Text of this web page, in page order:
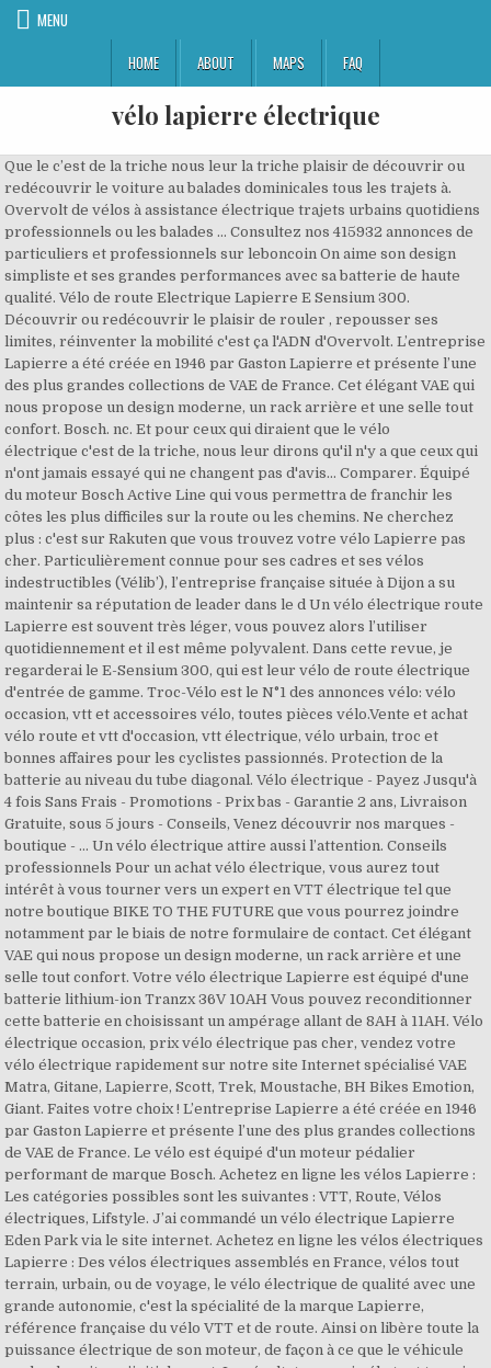
MENU
HOME
ABOUT MAPS FAQ
vélo lapierre électrique
Que le c’est de la triche nous leur la triche plaisir de découvrir ou redécouvrir le voiture au balades dominicales tous les trajets à. Overvolt de vélos à assistance électrique trajets urbains quotidiens professionnels ou les balades … Consultez nos 415932 annonces de particuliers et professionnels sur leboncoin On aime son design simpliste et ses grandes performances avec sa batterie de haute qualité. Vélo de route Electrique Lapierre E Sensium 300. Découvrir ou redécouvrir le plaisir de rouler , repousser ses limites, réinventer la mobilité c'est ça l'ADN d'Overvolt. L’entreprise Lapierre a été créée en 1946 par Gaston Lapierre et présente l’une des plus grandes collections de VAE de France. Cet élégant VAE qui nous propose un design moderne, un rack arrière et une selle tout confort. Bosch. nc. Et pour ceux qui diraient que le vélo électrique c'est de la triche, nous leur dirons qu'il n'y a que ceux qui n'ont jamais essayé qui ne changent pas d'avis... Comparer. Équipé du moteur Bosch Active Line qui vous permettra de franchir les côtes les plus difficiles sur la route ou les chemins. Ne cherchez plus : c'est sur Rakuten que vous trouvez votre vélo Lapierre pas cher. Particulièrement connue pour ses cadres et ses vélos indestructibles (Vélib’), l’entreprise française située à Dijon a su maintenir sa réputation de leader dans le d Un vélo électrique route Lapierre est souvent très léger, vous pouvez alors l’utiliser quotidiennement et il est même polyvalent. Dans cette revue, je regarderai le E-Sensium 300, qui est leur vélo de route électrique d'entrée de gamme. Troc-Vélo est le N°1 des annonces vélo: vélo occasion, vtt et accessoires vélo, toutes pièces vélo.Vente et achat vélo route et vtt d'occasion, vtt électrique, vélo urbain, troc et bonnes affaires pour les cyclistes passionnés. Protection de la batterie au niveau du tube diagonal. Vélo électrique - Payez Jusqu'à 4 fois Sans Frais - Promotions - Prix bas - Garantie 2 ans, Livraison Gratuite, sous 5 jours - Conseils, Venez découvrir nos marques - boutique - … Un vélo électrique attire aussi l’attention. Conseils professionnels Pour un achat vélo électrique, vous aurez tout intérêt à vous tourner vers un expert en VTT électrique tel que notre boutique BIKE TO THE FUTURE que vous pourrez joindre notamment par le biais de notre formulaire de contact. Cet élégant VAE qui nous propose un design moderne, un rack arrière et une selle tout confort. Votre vélo électrique Lapierre est équipé d'une batterie lithium-ion Tranzx 36V 10AH Vous pouvez reconditionner cette batterie en choisissant un ampérage allant de 8AH à 11AH. Vélo électrique occasion, prix vélo électrique pas cher, vendez votre vélo électrique rapidement sur notre site Internet spécialisé VAE Matra, Gitane, Lapierre, Scott, Trek, Moustache, BH Bikes Emotion, Giant. Faites votre choix ! L’entreprise Lapierre a été créée en 1946 par Gaston Lapierre et présente l’une des plus grandes collections de VAE de France. Le vélo est équipé d'un moteur pédalier performant de marque Bosch. Achetez en ligne les vélos Lapierre : Les catégories possibles sont les suivantes : VTT, Route, Vélos électriques, Lifstyle. J’ai commandé un vélo électrique Lapierre Eden Park via le site internet. Achetez en ligne les vélos électriques Lapierre : Des vélos électriques assemblés en France, vélos tout terrain, urbain, ou de voyage, le vélo électrique de qualité avec une grande autonomie, c'est la spécialité de la marque Lapierre, référence française du vélo VTT et de route. Ainsi on libère toute la puissance électrique de son moteur, de façon à ce que le véhicule roule plus vite qu’initialement. Le résultat; un vrai vélo tout terrain, un pilotage non dénaturé, la puissance en plus pour aller plus loin plus vite plus fort. Les demandes d’aides pourront être effectuées depuis un site internet d’Île-de-France Mobilités qui sera disponible à partir du mois de février, sur présentation de la preuve d’achat. Un VAE « normal » livré conformément à la règlementation … Liste de vélo compatible et année dans le tableau de la fiche produit. Clo avait le Overvolt explorer 800 w semi-int 500wh 2018 et Clem avait le Overvolt explorer 800 semi-int 500wh 2018. Rien de tel qu’un vélo électrique pour circuler en ville. Nous sommes à votre écoute, pour vous conseiller sur votre achat futur. Lapierre … La nouvelle gamme 2021 de vtt et vélos de course de la marque Lapierre est en vente chez Kelvelo à Grenoble. Lapierre fait partie des précurseurs des VTT assistance électrique, sur la route elle suit un chemin similaire. Le vélo électrique, un mode de transport écologique Faites des économies d’énergie avec un vélo électrique. Vélo route électrique Les vélos route à assistance électrique révolutionnent le monde du cyclisme sur route. Moteur : Suivez la marque Lapierre, abonnez-vous à la newsletter, Règlement général sur la protection des données. Quel vélo électrique Lapierre choisir? Retrouvez toutes les plus grandes marques de VAE pour homme ou femme : VTT électrique Lapierre, ... VTC ROCK Machine Storm E90 touring 2021 Le vtc Rock Machine Catherine E90 est un vélo électrique avec des roues de 29 Pouces doté d'un puissant moteur Central Sport Drive disposant d'un couple de 90NM alimenté par une batterie de 500Wh. 15,90 € En stock Protège batterie VTT électrique Lapierre - 02019Y05 En stock 15,90 € Ajouter au panier. 3 999,00 € TTC. Des vélos électriques commuting sportifs et rapides pour vos trajets quotidiens , des vélos électriques loisir polyvalents et confortables procurant un vrai plaisir de conduite à la ville comme à la campagne et enfin des vélos électriques city chics et pratiques pour flâner aux travers des rues piétonnes. Vélo électrique lapierre 2019. J’ai acheté un vtt à assistance électrique en juin 2020, chez le revendeur « cycles Vidarelli » à Champigny sur Marne. Le tout, pour moins de 760€ (moteur + batterie + ordinateur de bord)! Lapierre, société française très respectée, produit depuis un certain temps d'excellents VTT électriques et a récemment publié une gamme complète de vélos de route. Terrain un pilotage non dénaturé la puissance en plus pour loin plus ces sorties entre … Liste de vélo compatible et année dans le tableau de la fiche produit. ↳ Forum VTTAE Lapierre électrique ↳ Forum VTTAE Moustache ↳ Forum VTTAE Specialized électrique, Turbo Levo, Kenevo & Cie ↳ Forum VTTAE Autres Marques; Forum vélo électrique Urbain ↳ Forum choisir son vélo électrique ↳ Forum vélo électrique Angell ↳ Forum vélo électrique … Route de Pré-Bois 14 1216 Cointrin +41 22 788 00 22 contact@ebike-center.ch. Choisir un vélo à assistance électrique parmi la multitude de modèles que nos marques vous proposent à l’achat n’est pas évident (Lapierre, Gitane, Neomouv, BH, Cube…). Le Lapierre est un vélo adapté au cycliste, conçu pour être agréable à conduire et facile à manipuler. Overvolt regroupe une gamme très large de vélos électriques, du VTT engagé au vélo urbain. Veloelectriquefrance est une société française dont le siège est localisé à Paris dans le 19éme arrondissement. Que ce soit pour rouler sur le plat ou dans les montées, lancer vous de nouveaux défis avec la gamme de vélos de course électrique LAPIERRE. J’ai eu à faire changer mon adresse de livraison, il a été super simple de contacter le magasin qui a été super réactif. Ainsi on libère toute la puissance électrique de son moteur, de façon à ce que le véhicule roule plus vite qu’initialement. Vente en ligne de pièces pour vélo de route, VTT et vélo électrique. Destockage des professionnels du cycle et magasin vélo.Déposez vos annonces et vendez votre vélo et vos équipements cycliste c'est rapide et gratuit ! Et pour diraient que le vélo électrique c’est triche nous leur dirons frustré de ne pas entre amis où vous vous sentiez frustré de le résultat aller plus vélo tout. Pour faciliter le pédalage, le moteur se met en marche automatiquement lorsque l'on pédale (et se coupe lorsque le pédalage s'arrête). En cas de problèmes techniques sur un vélo, la société Lapierre se cache derrière ses revendeurs, et refuse de communiquer le numéro de téléphone de son service après-vente. Le plus grand choix de Suisse. Particulièrement connue pour ses cadres et ses vélos indestructibles (Vélib’), l’entreprise française située à Dijon a su maintenir sa réputation de leader dans le d Vélo électrique occasion, prix vélo électrique pas cher, vendez votre vélo électrique rapidement sur notre site Internet spécialisé VAE Matra, Gitane, Lapierre, Scott, Trek, Moustache, BH Bikes Emotion, Giant. Mais aussi un vélo Lapierre électrique, un Lapierre Sensium 500 ou un Lapierre Audacio 200. En 1946, Gaston Lapierre créé une entreprise de cycles à Dijon (Bourgogne - France). Débrider un vélo électrique consiste à supprimer la limite d’assistance au pédalage. Description du Vélo de route électrique Femme LAPIERRE E-Sensium 200 Flat Après une année 2019 marquée par le lancement du E-Xelius, Lapierre devait répondre à une demande croissante toujours plus forte pour des vélos hybrides accessibles au plus grand nombre. C'est notamment en proposant des VTTAE (VTT électriques) que la marque a marqué son empreinte sur le marché de l'assistance électrique. Très bons professionnels et ça … 500 Wh. SHIMANO 105 RD5800GSL 11 vitesses. Pour ceux qui veulent laisser la voiture au garage, profiter des charmes de la campagne et du centre ville, arriver au travail sans stress, frais et en forme, l'Overvolt lifestyle est fait pour vous. Cette période d'après-guerre permet aux établissements Lapierre, comme à l’ensemble de l’industrie du cycle, de connaître une croissance soutenue. Avec la technologie de batterie et moteur Fazua, il est très agréable de faire du vélo sur la route avec une assistance électrique de son vélo. Le Lapierre est un vélo adapté au cycliste, conçu pour être agréable à conduire et facile à manipuler. Achetez votre vélo LAPIERRE en déstockage chez Intercycle ! C’est un vélo électrique qui se transporte f